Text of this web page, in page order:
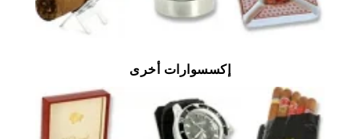
إكسسوارات أخرى